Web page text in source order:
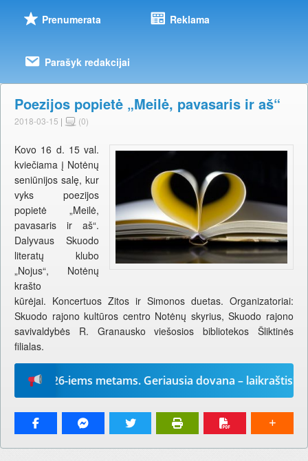
Prenumerata Reklama
Parašyk redakcijai
Poezijos popietė „Meilė, pavasaris ir aš“
2018-03-15 | (0)
Kovo 16 d. 15 val.
kviečiama į Notėnų
seniūnijos salę, kur
vyks poezijos
popietė „Meilė,
pavasaris ir aš“.
Dalyvaus Skuodo
literatų klubo
„Nojus“, Notėnų
krašto
kūrėjai. Koncertuos Zitos ir Simonos duetas. Organizatoriai:
Skuodo rajono kultūros centro Notėnų skyrius, Skuodo rajono
savivaldybės R. Granausko viešosios bibliotekos Šliktinės
filialas.
2026-iems metams. Geriausia dovana – laikraštis!